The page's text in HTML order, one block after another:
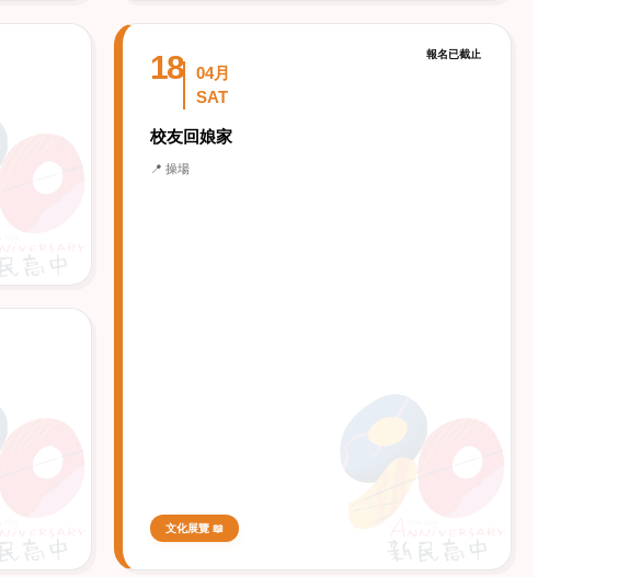
報名已截止
18
04月
SAT
校友回娘家
📍 操場
文化展覽 📖